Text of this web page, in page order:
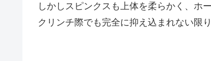
しかしスピンクスも上体を柔らかく、ホ
クリンチ際でも完全に抑え込まれない限